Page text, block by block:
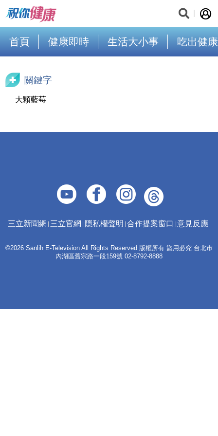
首頁 健康即時 生活大小事 吃出健康
關鍵字
大顆藍莓
三立新聞網 三立官網 隱私權聲明 合作提案窗口 意見反應
©2026 Sanlih E-Television All Rights Reserved 版權所有 盜用必究 台北市
內湖區舊宗路一段159號 02-8792-8888